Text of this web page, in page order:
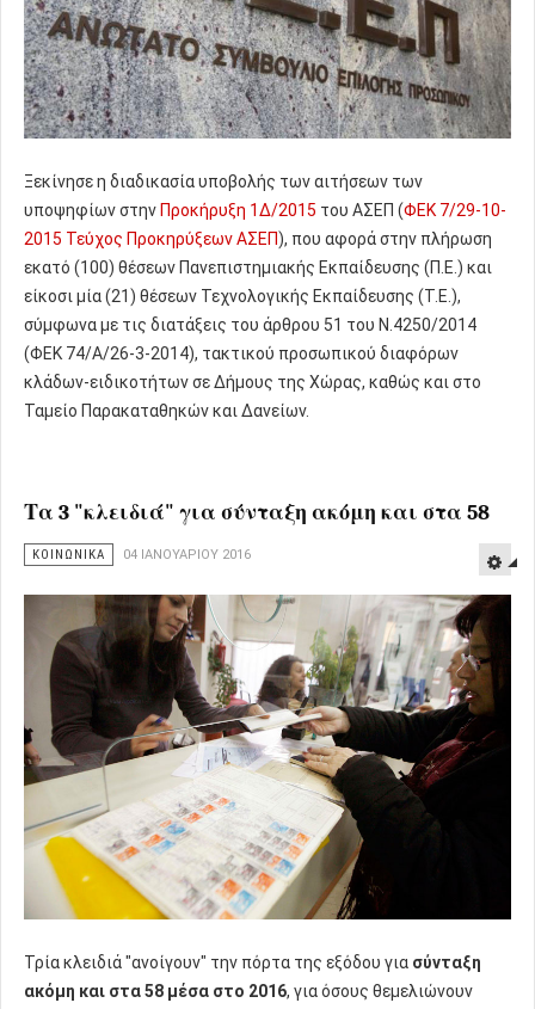
Ξεκίνησε η διαδικασία υποβολής των αιτήσεων των
υποψηφίων στην Προκήρυξη 1Δ/2015 του ΑΣΕΠ (ΦΕΚ 7/29-10-
2015 Τεύχος Προκηρύξεων ΑΣΕΠ), που αφορά στην πλήρωση
εκατό (100) θέσεων Πανεπιστημιακής Εκπαίδευσης (Π.Ε.) και
είκοσι μία (21) θέσεων Τεχνολογικής Εκπαίδευσης (Τ.Ε.),
σύμφωνα με τις διατάξεις του άρθρου 51 του Ν.4250/2014
(ΦΕΚ 74/Α/26-3-2014), τακτικού προσωπικού διαφόρων
κλάδων-ειδικοτήτων σε Δήμους της Χώρας, καθώς και στο
Ταμείο Παρακαταθηκών και Δανείων.
Τα 3 "κλειδιά" για σύνταξη ακόμη και στα 58
ΚΟΙΝΩΝΙΚΑ 04 ΙΑΝΟΥΑΡΊΟΥ 2016
Τρία κλειδιά "ανοίγουν" την πόρτα της εξόδου για σύνταξη
ακόμη και στα 58 μέσα στο 2016, για όσους θεμελιώνουν